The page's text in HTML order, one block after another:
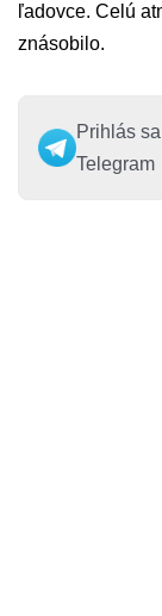
ľadovce. Celú
znásobilo.
Prihlás
Telegram